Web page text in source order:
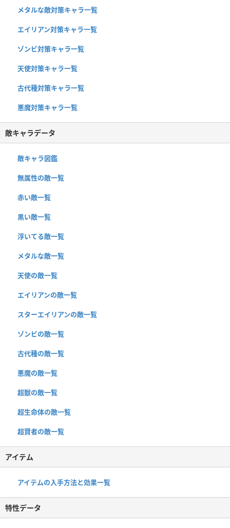
メタルな敵対策キャラ一覧
エイリアン対策キャラ一覧
ゾンビ対策キャラ一覧
天使対策キャラ一覧
古代種対策キャラ一覧
悪魔対策キャラ一覧
敵キャラデータ
敵キャラ図鑑
無属性の敵一覧
赤い敵一覧
黒い敵一覧
浮いてる敵一覧
メタルな敵一覧
天使の敵一覧
エイリアンの敵一覧
スターエイリアンの敵一覧
ゾンビの敵一覧
古代種の敵一覧
悪魔の敵一覧
超獣の敵一覧
超生命体の敵一覧
超賢者の敵一覧
アイテム
アイテムの入手方法と効果一覧
特性データ